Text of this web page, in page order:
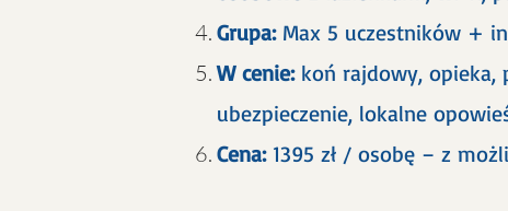
Grupa:Max 5 uczestników +
W cenie: koń rajdowy, opieka,
ubezpieczenie, lokalne
Cena:1395 zł / osobę – z